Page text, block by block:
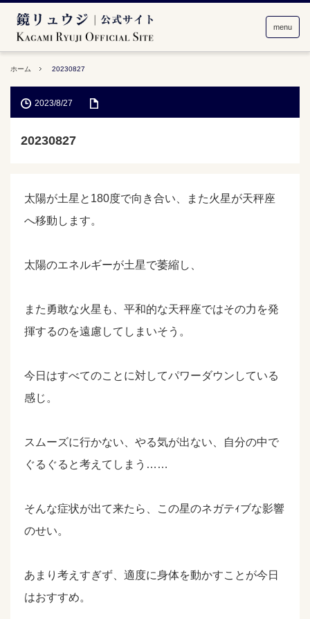
menu
ホーム 20230827
2023/8/27
20230827
太陽が土星と180度で向き合い、また火星が天秤座
へ移動します。
太陽のエネルギーが土星で萎縮し、
また勇敢な火星も、平和的な天秤座ではその力を発
揮するのを遠慮してしまいそう。
今日はすべてのことに対してパワーダウンしている
感じ。
スムーズに行かない、やる気が出ない、自分の中で
ぐるぐると考えてしまう……
そんな症状が出て来たら、この星のネガテｨブな影響
のせい。
あまり考えすぎず、適度に身体を動かすことが今日
はおすすめ。